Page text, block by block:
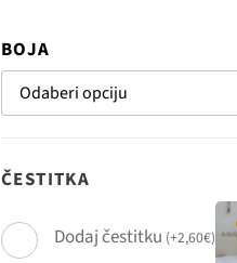
BOJA
ČESTITKA
Dodaj čestitku (+2,60€)